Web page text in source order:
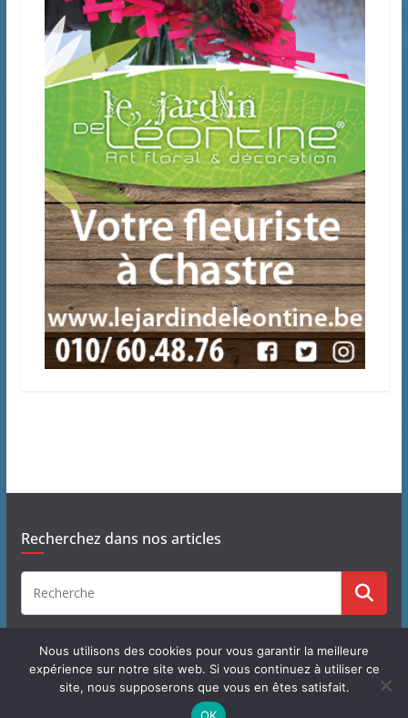
Recherchez dans nos articles
Copyright © 2026 J'habite à Chastre
Nous utilisons des cookies pour vous garantir la meilleure
expérience sur notre site web. Si vous continuez à utiliser ce
site, nous supposerons que vous en êtes satisfait.
OK